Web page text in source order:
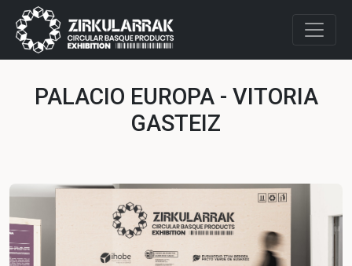
PALACIO EUROPA - VITORIA
GASTEIZ